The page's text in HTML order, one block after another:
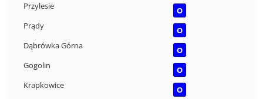
Przylesie
O
Prądy
O
Dąbrówka Górna
O
Gogolin
O
Krapkowice
O